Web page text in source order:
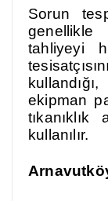
Sorun
tahliyeyi
ekipman
kullanılır.